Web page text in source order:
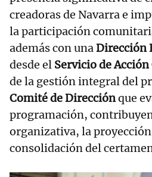
creadoras de Navarra e
la participación
además con unaDirección
desde el Servicio de
de la gestión integral del
Comité de Direcciónque
programación,
organizativa, la
consolidación del